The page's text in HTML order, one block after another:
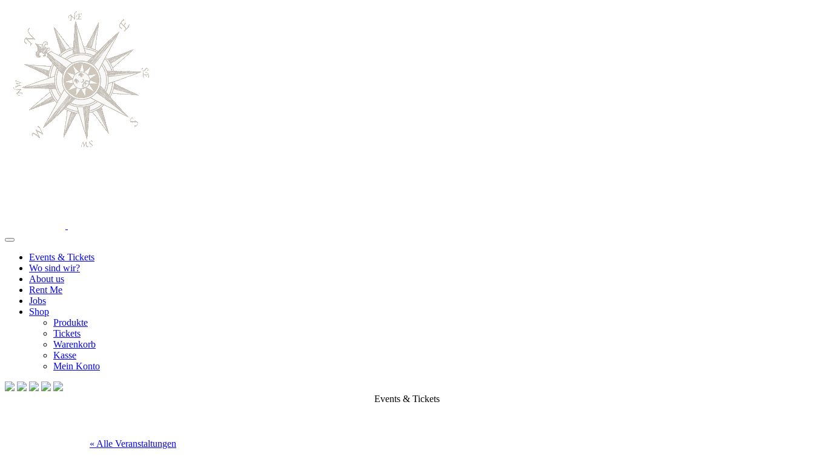
Events & Tickets
Wo sind wir?
About us
Rent Me
Jobs
Shop
Produkte
Tickets
Warenkorb
Kasse
Mein Konto
Events & Tickets
« Alle Veranstaltungen